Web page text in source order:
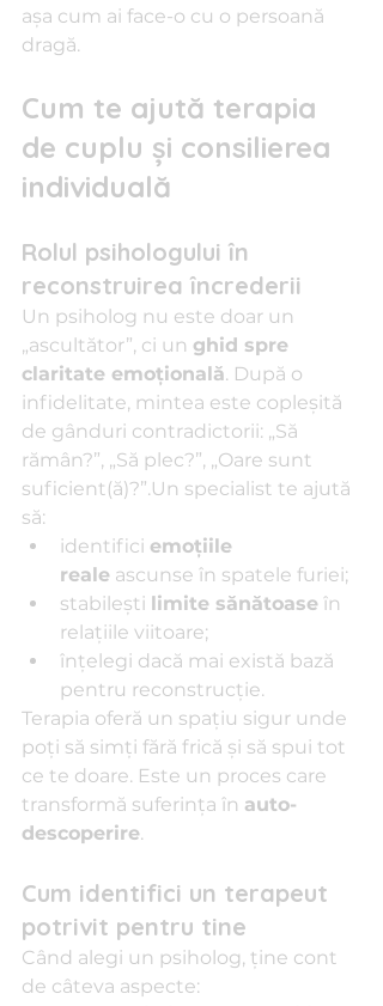
așa cum ai face-o cu o persoană
dragă.
Cum te ajută terapia
de cuplu și consilierea
individuală
Rolul psihologului în
reconstruirea încrederii
Un psiholog nu este doar un
„ascultător”, ci un ghid spre
claritate emoțională. După o
infidelitate, mintea este copleșită
de gânduri contradictorii: „Să
rămân?”, „Să plec?”, „Oare sunt
suficient(ă)?”.Un specialist te ajută
să:
identifici emoțiile
reale ascunse în spatele furiei;
stabilești limite sănătoase în
relațiile viitoare;
înțelegi dacă mai există bază
pentru reconstrucție.
Terapia oferă un spațiu sigur unde
poți să simți fără frică și să spui tot
ce te doare. Este un proces care
transformă suferința în auto-
descoperire.
Cum identifici un terapeut
potrivit pentru tine
Când alegi un psiholog, ține cont
de câteva aspecte: